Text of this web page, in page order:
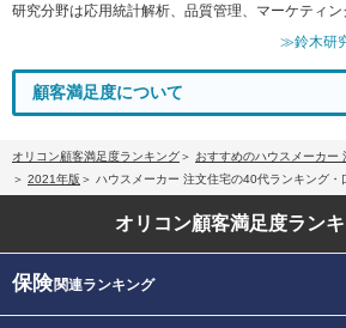
研究分野は応用統計解析、品質管理、マーケティン
≫鈴木研
顧客満足度について
オリコン顧客満足度ランキング
おすすめのハウスメーカー
2021年版
ハウスメーカー 注文住宅の40代ランキング・
オリコン顧客満足度ラン
保険関連ランキング